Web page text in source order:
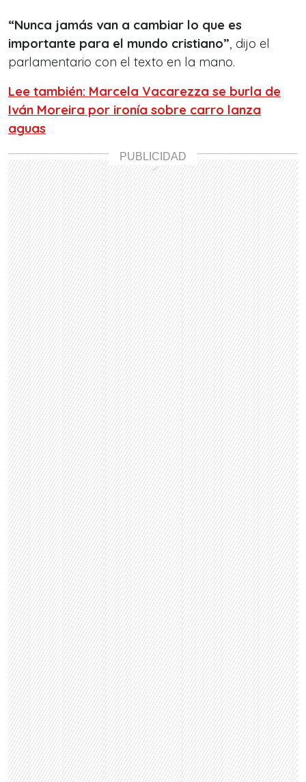
“Nunca jamás van a cambiar lo que es
importante para el mundo cristiano”, dijo el
parlamentario con el texto en la mano.
Lee también: Marcela Vacarezza se burla de
Iván Moreira por ironía sobre carro lanza
aguas